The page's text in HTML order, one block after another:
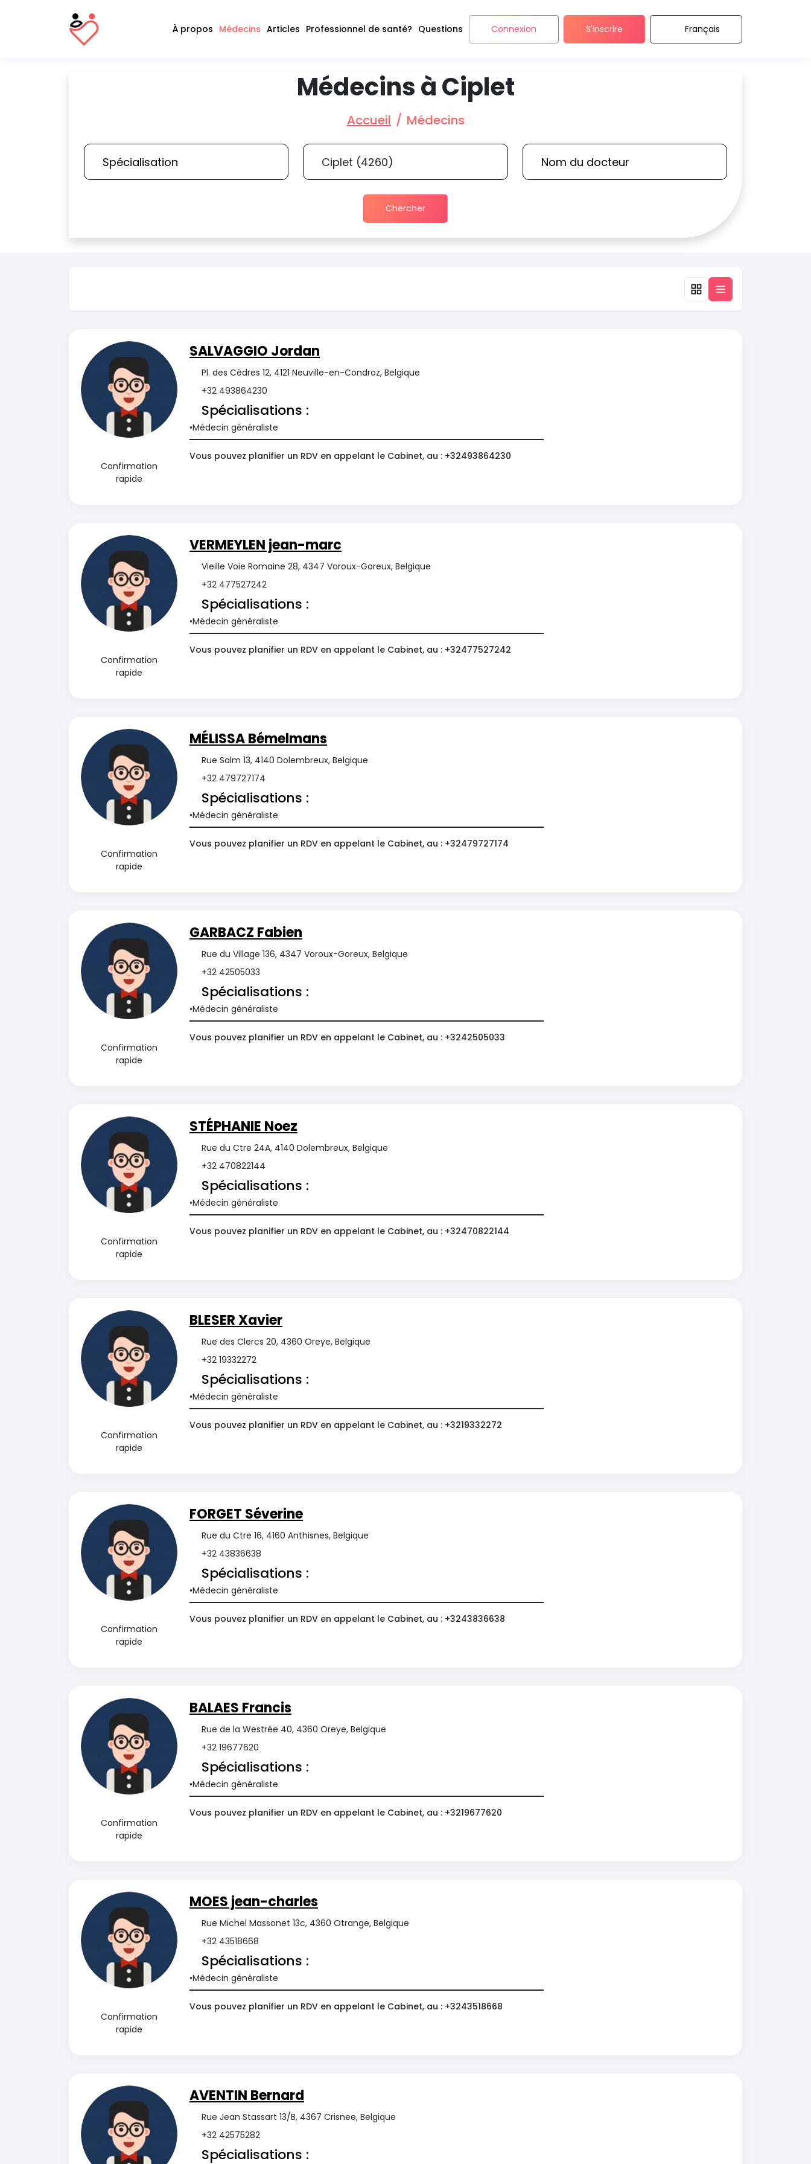
À propos Médecins Articles Professionnel de santé? Questions Connexion S'inscrire Français
Médecins à Ciplet
Accueil Médecins
Chercher
Confirmation
rapide
SALVAGGIO Jordan
Pl. des Cèdres 12, 4121 Neuville-en-Condroz, Belgique
+32 493864230
Spécialisations :
Médecin généraliste
Vous pouvez planifier un RDV en appelant le Cabinet, au : +32493864230
Confirmation
rapide
VERMEYLEN jean-marc
Vieille Voie Romaine 28, 4347 Voroux-Goreux, Belgique
+32 477527242
Spécialisations :
Médecin généraliste
Vous pouvez planifier un RDV en appelant le Cabinet, au : +32477527242
Confirmation
rapide
MÉLISSA Bémelmans
Rue Salm 13, 4140 Dolembreux, Belgique
+32 479727174
Spécialisations :
Médecin généraliste
Vous pouvez planifier un RDV en appelant le Cabinet, au : +32479727174
Confirmation
rapide
GARBACZ Fabien
Rue du Village 136, 4347 Voroux-Goreux, Belgique
+32 42505033
Spécialisations :
Médecin généraliste
Vous pouvez planifier un RDV en appelant le Cabinet, au : +3242505033
Confirmation
rapide
STÉPHANIE Noez
Rue du Ctre 24A, 4140 Dolembreux, Belgique
+32 470822144
Spécialisations :
Médecin généraliste
Vous pouvez planifier un RDV en appelant le Cabinet, au : +32470822144
Confirmation
rapide
BLESER Xavier
Rue des Clercs 20, 4360 Oreye, Belgique
+32 19332272
Spécialisations :
Médecin généraliste
Vous pouvez planifier un RDV en appelant le Cabinet, au : +3219332272
Confirmation
rapide
FORGET Séverine
Rue du Ctre 16, 4160 Anthisnes, Belgique
+32 43836638
Spécialisations :
Médecin généraliste
Vous pouvez planifier un RDV en appelant le Cabinet, au : +3243836638
Confirmation
rapide
BALAES Francis
Rue de la Westrée 40, 4360 Oreye, Belgique
+32 19677620
Spécialisations :
Médecin généraliste
Vous pouvez planifier un RDV en appelant le Cabinet, au : +3219677620
Confirmation
rapide
MOES jean-charles
Rue Michel Massonet 13c, 4360 Otrange, Belgique
+32 43518668
Spécialisations :
Médecin généraliste
Vous pouvez planifier un RDV en appelant le Cabinet, au : +3243518668
AVENTIN Bernard
Rue Jean Stassart 13/B, 4367 Crisnee, Belgique
+32 42575282
Spécialisations :